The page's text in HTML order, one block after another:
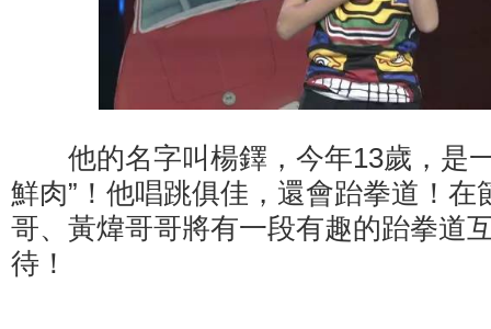
他的名字叫楊鐸，今年13歲，是
鮮肉”！他唱跳俱佳，還會跆拳道！在
哥、黃煒哥哥將有一段有趣的跆拳道
待！